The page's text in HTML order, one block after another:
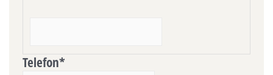
Telefon*